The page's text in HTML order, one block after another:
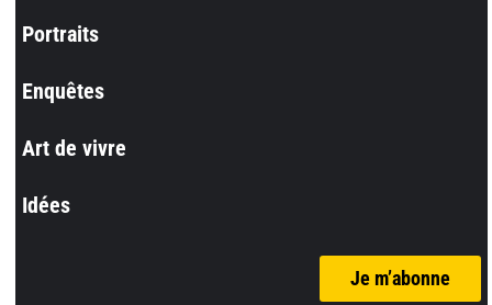
Portraits
Enquêtes
Art de vivre
Idées
Je m’abonne